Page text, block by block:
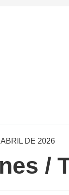
DE 2026
/